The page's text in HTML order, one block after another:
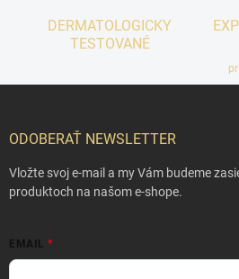
DERMATOLOGICKY
TESTOVANÉ
ODOBERAŤ NEWSLETTER
Vložte svoj e-mail a my Vám budeme
produktoch na našom e-shope.
EMAIL